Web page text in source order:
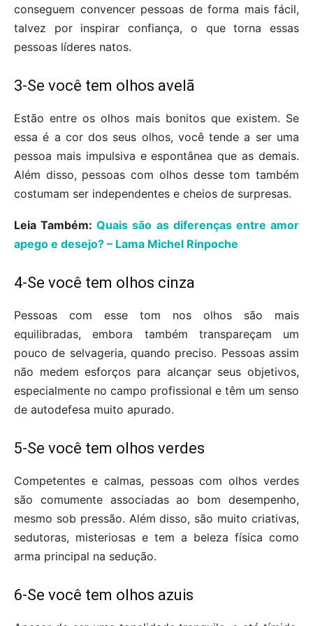
conseguem convencer pessoas de forma mais fácil,
talvez por inspirar confiança, o que torna essas
pessoas líderes natos.
3-Se você tem olhos avelã
Estão entre os olhos mais bonitos que existem. Se
essa é a cor dos seus olhos, você tende a ser uma
pessoa mais impulsiva e espontânea que as demais.
Além disso, pessoas com olhos desse tom também
costumam ser independentes e cheios de surpresas.
Leia Também:Quais são as diferenças entre amor
apego e desejo? – Lama Michel Rinpoche
4-Se você tem olhos cinza
Pessoas com esse tom nos olhos são mais
equilibradas, embora também transpareçam um
pouco de selvageria, quando preciso. Pessoas assim
não medem esforços para alcançar seus objetivos,
especialmente no campo profissional e têm um senso
de autodefesa muito apurado.
5-Se você tem olhos verdes
Competentes e calmas, pessoas com olhos verdes
são comumente associadas ao bom desempenho,
mesmo sob pressão. Além disso, são muito criativas,
sedutoras, misteriosas e tem a beleza física como
arma principal na sedução.
6-Se você tem olhos azuis